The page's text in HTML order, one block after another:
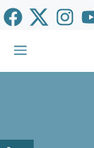
Saltar
al
contenido
Menú